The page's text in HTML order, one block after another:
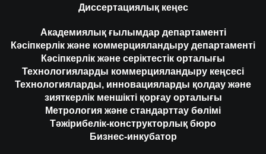
Диссертациялық кеңес
Академиялық ғылымдар департаменті
Кәсіпкерлік және коммерцияландыру департаменті
Кәсіпкерлік және серіктестік орталығы
Технологияларды коммерцияландыру кеңсесі
Технологияларды, инновацияларды қолдау және
зияткерлік меншікті қорғау орталығы
Метрология және стандарттау бөлімі
Тәжірибелік-конструкторлық бюро
Бизнес-инкубатор